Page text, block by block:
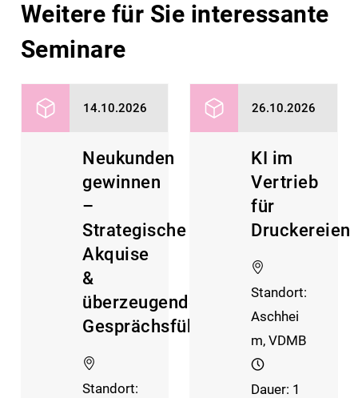
Weitere für Sie interessante
Seminare
14.10.2026
Neukunden
gewinnen
–
Strategische
Akquise
&
überzeugende
Gesprächsführung
Standort:
26.10.2026
KI im
Vertrieb
für
Druckereien
Standort:
Aschhei
m, VDMB
Dauer: 1